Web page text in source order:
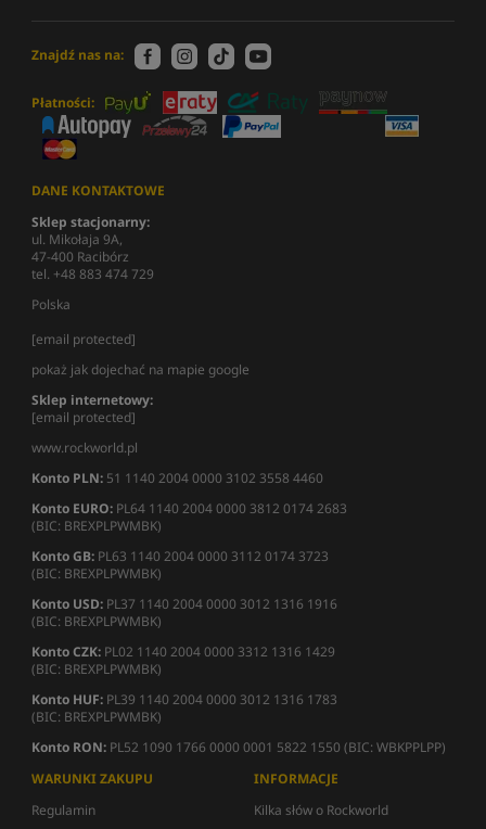
Znajdź nas na:
Płatności:
DANE KONTAKTOWE
Sklep stacjonarny:
ul. Mikołaja 9A,
47-400 Racibórz
tel. +48 883 474 729
Polska
[email protected]
pokaż jak dojechać na mapie google
Sklep internetowy:
[email protected]
www.rockworld.pl
Konto PLN: 51 1140 2004 0000 3102 3558 4460
Konto EURO: PL64 1140 2004 0000 3812 0174 2683
(BIC: BREXPLPWMBK)
Konto GB: PL63 1140 2004 0000 3112 0174 3723
(BIC: BREXPLPWMBK)
Konto USD: PL37 1140 2004 0000 3012 1316 1916
(BIC: BREXPLPWMBK)
Konto CZK: PL02 1140 2004 0000 3312 1316 1429
(BIC: BREXPLPWMBK)
Konto HUF: PL39 1140 2004 0000 3012 1316 1783
(BIC: BREXPLPWMBK)
Konto RON: PL52 1090 1766 0000 0001 5822 1550 (BIC: WBKPPLPP)
WARUNKI ZAKUPU
Regulamin
INFORMACJE
Kilka słów o Rockworld